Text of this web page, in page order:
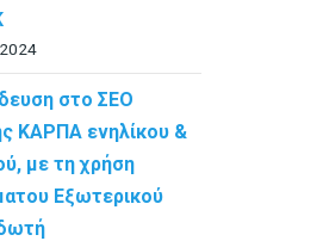
στο ΣΕΟ
ΚΑΡΠΑ ενηλίκου &
με τη χρήση
Εξωτερικού